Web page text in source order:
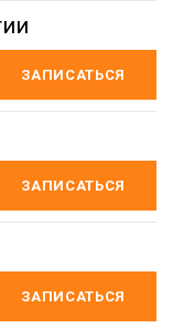
ЗАПИСАТЬСЯ
ЗАПИСАТЬСЯ
ЗАПИСАТЬСЯ